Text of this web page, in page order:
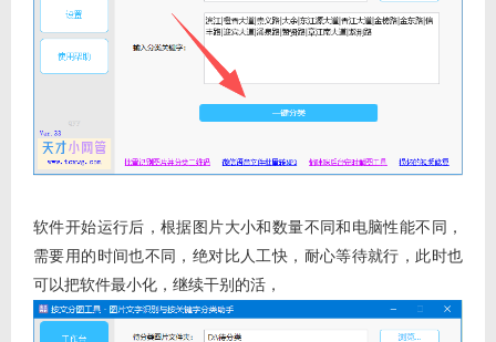
软件开始运行后，根据图片大小和数量不同和电脑性能不同，
需要用的时间也不同，绝对比人工快，耐心等待就行，此时也
可以把软件最小化，继续干别的活，